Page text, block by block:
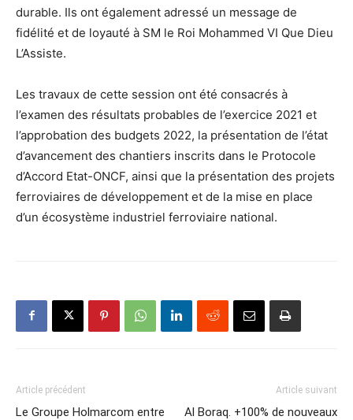
durable. Ils ont également adressé un message de
fidélité et de loyauté à SM le Roi Mohammed VI Que Dieu
L’Assiste.
Les travaux de cette session ont été consacrés à
l’examen des résultats probables de l’exercice 2021 et
l’approbation des budgets 2022, la présentation de l’état
d’avancement des chantiers inscrits dans le Protocole
d’Accord Etat-ONCF, ainsi que la présentation des projets
ferroviaires de développement et de la mise en place
d’un écosystème industriel ferroviaire national.
Article précédent
Le Groupe Holmarcom entre
Article suivant
Al Boraq. +100% de nouveaux